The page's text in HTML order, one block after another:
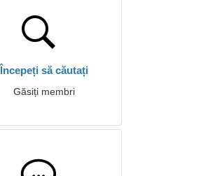
Începeți să căutați
Găsiți membri